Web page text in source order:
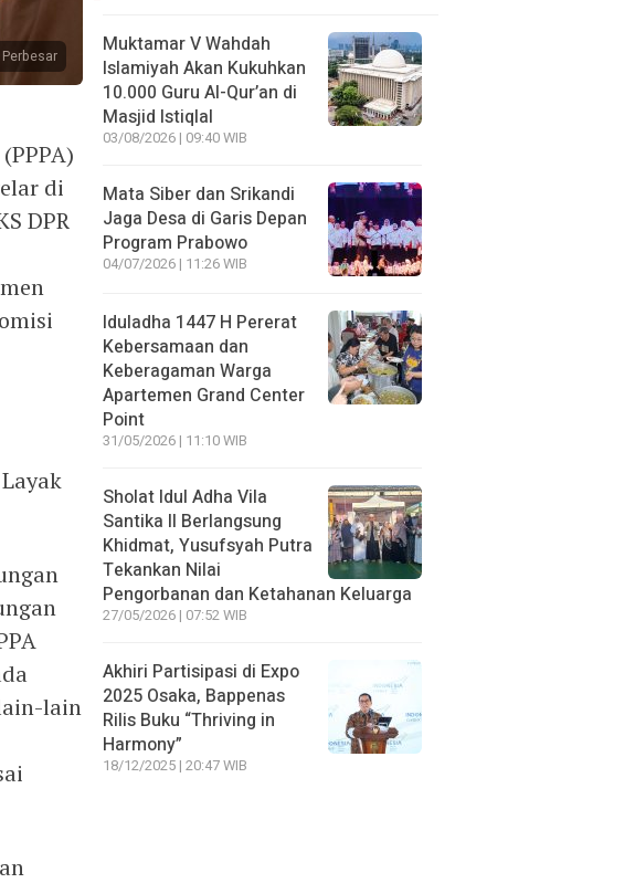
Perbesar
di
DPR
lain
Muktamar V Wahdah
Islamiyah Akan Kukuhkan
10.000 Guru Al-Qur’an di
Masjid Istiqlal
03/08/2026 | 09:40 WIB
Mata Siber dan Srikandi
Jaga Desa di Garis Depan
Program Prabowo
04/07/2026 | 11:26 WIB
Iduladha 1447 H Pererat
Kebersamaan dan
Keberagaman Warga
Apartemen Grand Center
Point
31/05/2026 | 11:10 WIB
Sholat Idul Adha Vila
Santika II Berlangsung
Khidmat, Yusufsyah Putra
Tekankan Nilai
Pengorbanan dan Ketahanan Keluarga
27/05/2026 | 07:52 WIB
Akhiri Partisipasi di Expo
2025 Osaka, Bappenas
Rilis Buku “Thriving in
Harmony”
18/12/2025 | 20:47 WIB